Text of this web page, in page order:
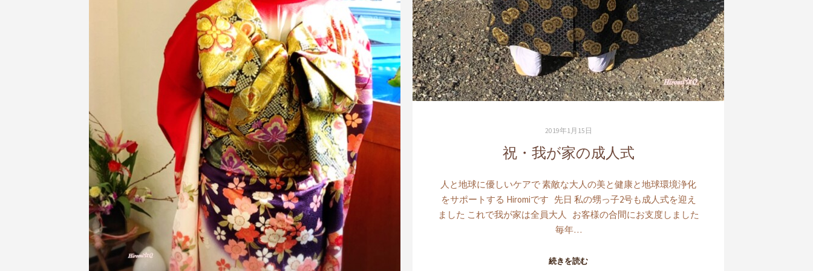
2019年1月15日
祝・我が家の成人式
人と地球に優しいケアで 素敵な大人の美と健康と地球環境浄化
をサポートする Hiromiです 先日 私の甥っ子2号も成人式を迎え
ました これで我が家は全員大人 お客様の合間にお支度しました
毎年…
続きを読む